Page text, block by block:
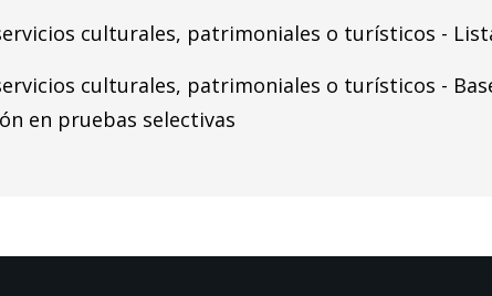
culturales, patrimoniales o turísticos -
culturales, patrimoniales o turísticos -
en pruebas selectivas